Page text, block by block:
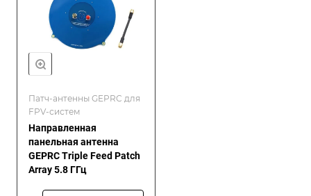
Патч-антенны GEPRC для
FPV-систем
Направленная
панельная антенна
GEPRC Triple Feed Patch
Array 5.8 ГГц